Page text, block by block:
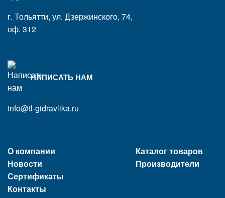
г. Тольятти, ул. Дзержинского, 74,
оф. 312
НАПИСАТЬ НАМ
info@tl-gidravlika.ru
О компании
Новости
Сертификаты
Контакты
Каталог товаров
Производители